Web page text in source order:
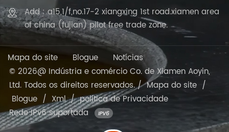
Add : a15,1/f,no.17-2 xiangxing 1st road.xiamen area
of china (fujian) pilot free trade zone.
Mapa do site Blogue
Notícias
© 2026@ Indústria e comércio Co. de Xiamen Aoyin,
Ltd. Todos os direitos reservados. /Mapa do site /
Blogue / Xml/política de Privacidade
Rede IPv6 suportada